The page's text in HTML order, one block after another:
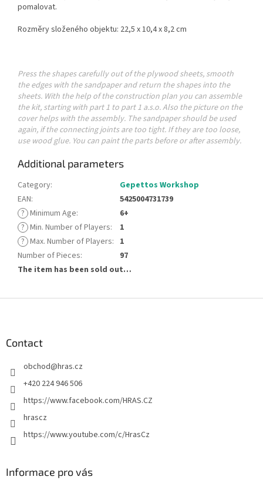
pomalovat.
Rozměry složeného objektu: 22,5 x 10,4 x 8,2 cm
Press the shapes carefully out of the plywood sheets, smooth
the edges with the sandpaper and return the shapes into the
sheets. With the help of the construction plan you can assemble
the kit, starting with part 1 to part 1 a.s.o. Also the picture on the
cover helps with the assembly. The sandpaper should be used
again, if the connecting joints are too tight. If they are too loose,
use wood glue. You can paint the parts before or after assembly.
Additional parameters
Category:
Gepettos Workshop
EAN:
5425004731739
? Minimum Age:
6+
? Min. Number of Players:
1
? Max. Number of Players: 1
Number of Pieces:
97
The item has been sold out…
Contact
obchod@hras.cz
+420 224 946 506
https://www.facebook.com/HRAS.CZ
hrascz
https://www.youtube.com/c/HrasCz
Informace pro vás